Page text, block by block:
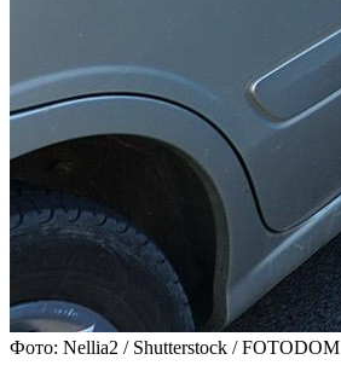
Фото: Nellia2 / Shutterstock / FOTODOM